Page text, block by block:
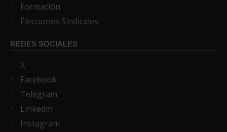
Formación
Elecciones Sindicales
REDES SOCIALES
X
Facebook
Telegram
Linkedin
Instagram